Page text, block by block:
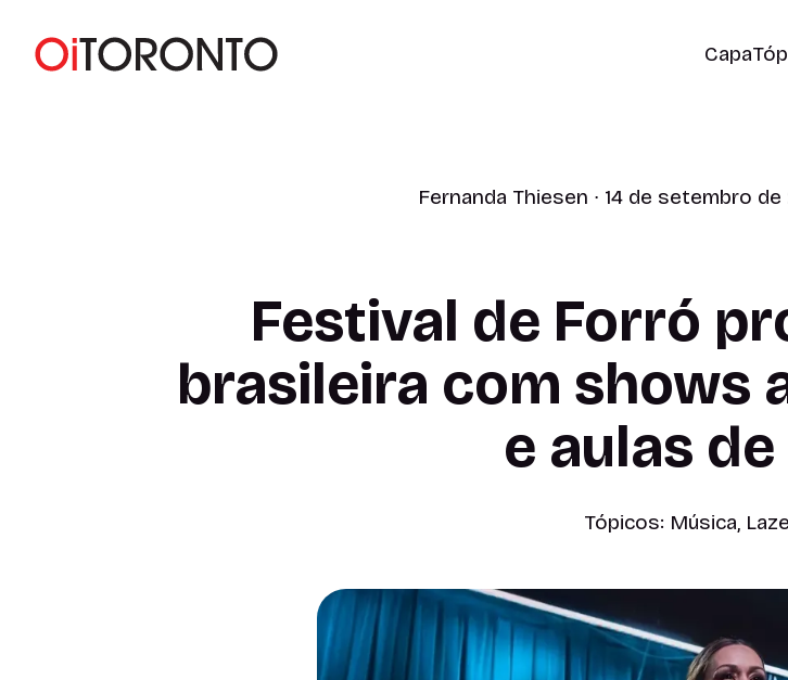
Capa
Fernanda Thiesen ∙ 14 de setembro
Festival de Forró
brasileira com shows
e aulas
Tópicos: Música,